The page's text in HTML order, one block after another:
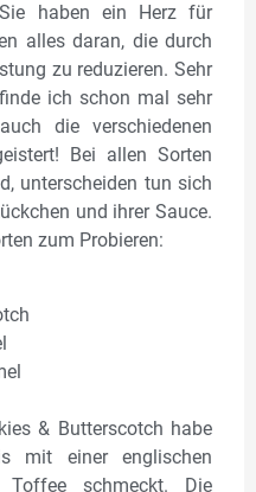
haben ein Herz für
alles daran, die durch
zu reduzieren. Sehr
ich schon mal sehr
die verschiedenen
Bei allen Sorten
unterscheiden tun sich
und ihrer Sauce.
zum Probieren:
& Butterscotch habe
mit einer englischen
Toffee schmeckt. Die